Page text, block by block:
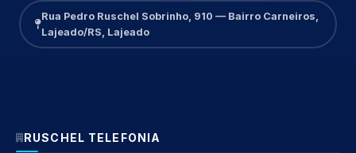
Rua Pedro Ruschel Sobrinho, 910 — Bairro Carneiros,
Lajeado/RS, Lajeado
RUSCHEL TELEFONIA